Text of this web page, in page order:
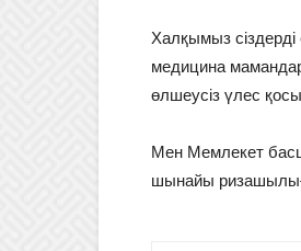
Халқымыз сіздерді
медицина
өлшеусіз үлес
Мен Мемлекет
шынайы